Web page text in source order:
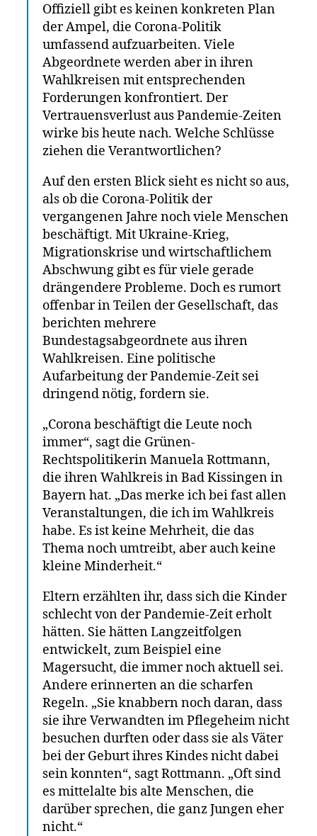
wurden
Offiziell gibt es keinen konkreten Plan
der Ampel, die Corona-Politik
umfassend aufzuarbeiten. Viele
Abgeordnete werden aber in ihren
Wahlkreisen mit entsprechenden
Forderungen konfrontiert. Der
Vertrauensverlust aus Pandemie-Zeiten
wirke bis heute nach. Welche Schlüsse
ziehen die Verantwortlichen?
Auf den ersten Blick sieht es nicht so aus,
als ob die Corona-Politik der
vergangenen Jahre noch viele Menschen
beschäftigt. Mit Ukraine-Krieg,
Migrationskrise und wirtschaftlichem
Abschwung gibt es für viele gerade
drängendere Probleme. Doch es rumort
offenbar in Teilen der Gesellschaft, das
berichten mehrere
Bundestagsabgeordnete aus ihren
Wahlkreisen. Eine politische
Aufarbeitung der Pandemie-Zeit sei
dringend nötig, fordern sie.
„Corona beschäftigt die Leute noch
immer“, sagt die Grünen-
Rechtspolitikerin Manuela Rottmann,
die ihren Wahlkreis in Bad Kissingen in
Bayern hat. „Das merke ich bei fast allen
Veranstaltungen, die ich im Wahlkreis
habe. Es ist keine Mehrheit, die das
Thema noch umtreibt, aber auch keine
kleine Minderheit.“
Eltern erzählten ihr, dass sich die Kinder
schlecht von der Pandemie-Zeit erholt
hätten. Sie hätten Langzeitfolgen
entwickelt, zum Beispiel eine
Magersucht, die immer noch aktuell sei.
Andere erinnerten an die scharfen
Regeln. „Sie knabbern noch daran, dass
sie ihre Verwandten im Pflegeheim nicht
besuchen durften oder dass sie als Väter
bei der Geburt ihres Kindes nicht dabei
sein konnten“, sagt Rottmann. „Oft sind
es mittelalte bis alte Menschen, die
darüber sprechen, die ganz Jungen eher
nicht.“